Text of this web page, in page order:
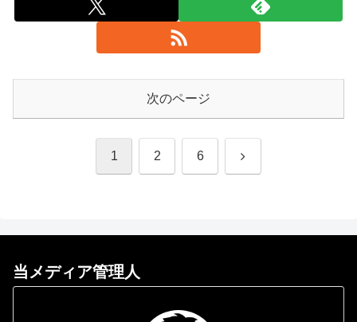
次のページ
1 2 6 次
当メディア管理人